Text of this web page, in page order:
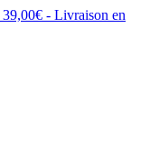
39,00€ - Livraison en